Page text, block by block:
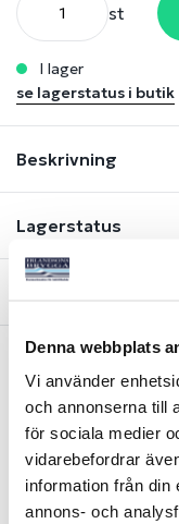
Denna webbplats
Vi använder
och annonserna till
för sociala medier
vidarebefordrar
information från din
annons- och
st
i lager
se lagerstatus i butik
Beskrivning
Lagerstatus